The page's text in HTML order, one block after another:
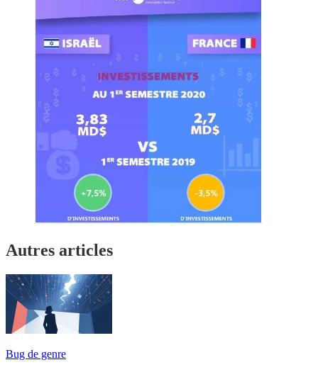
Autres articles
Bug de genre